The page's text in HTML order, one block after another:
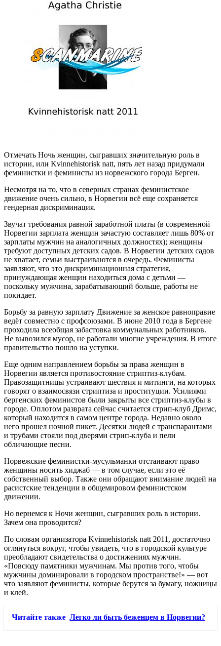
Отмечать Ночь женщин, сыгравших значительную роль в
истории, или Kvinnehistorisk natt, пять лет назад придумали
феминистки и феминисты из норвежского города Берген.
Несмотря на то, что в северных странах феминистское
движение очень сильно, в Норвегии всё еще сохраняется
гендерная дискриминация.
Звучат требования равной заработной платы (в современной
Норвегии зарплата женщин зачастую составляет лишь 80% от
зарплаты мужчин на аналогичных должностях); женщины
требуют доступных детских садов. В Норвегии детских садов
не хватает, семьи выстраиваются в очередь. Феминисты
заявляют, что это дискриминационная стратегия,
принуждающая женщин находиться дома с детьми —
поскольку мужчина, зарабатывающий больше, работы не
покидает.
Борьбу за равную зарплату Движение за женское равноправие
ведёт совместно с профсоюзами. В июне 2010 года в Бергене
проходила всеобщая забастовка коммунальных работников.
Не вывозился мусор, не работали многие учреждения. В итоге
правительство пошло на уступки.
Еще одним направлением борьбы за права женщин в
Норвегии является противостояние стриптиз-клубам.
Правозащитницы устраивают шествия и митинги, на которых
говорят о взаимосвязи стриптиза и проституции. Усилиями
бергенских феминистов были закрыты все стриптиз-клубы в
городе. Оплотом разврата сейчас считается стрип-клуб Дримс,
который находится в самом центре города. Недавно около
него прошел ночной пикет. Десятки людей с транспарантами
и трубами стояли под дверями стрип-клуба и пели
обличающие песни.
Норвежские феминистки-мусульманки отстаивают право
женщины носить хиджаб — в том случае, если это её
собственный выбор. Также они обращают внимание людей на
расистские тенденции в общемировом феминистском
движении.
Но вернемся к Ночи женщин, сыгравших роль в истории.
Зачем она проводится?
По словам организатора Kvinnehistorisk natt 2011, достаточно
оглянуться вокруг, чтобы увидеть, что в городской культуре
преобладают свидетельства о достижениях мужчин.
«Повсюду памятники мужчинам. Мы против того, чтобы
мужчины доминировали в городском пространстве!» — вот
что заявляют феминисты, которые берутся за бумагу, ножницы
и клей.
Читайте также Легко ли быть беженцем в Норвегии?